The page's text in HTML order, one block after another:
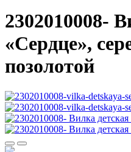
2302010008-
«Сердце»,
позолотой